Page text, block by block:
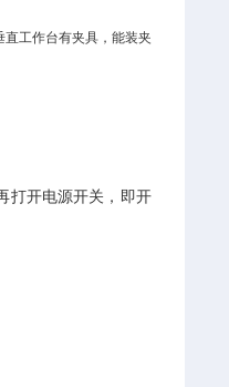
工作台有夹具，能装夹
打开电源开关，即开